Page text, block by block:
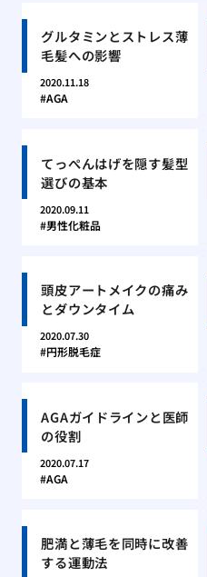
グルタミンとストレス薄
毛髪への影響
2020.11.18
AGA
てっぺんはげを隠す髪型
選びの基本
2020.09.11
男性化粧品
頭皮アートメイクの痛み
とダウンタイム
2020.07.30
円形脱毛症
AGAガイドラインと医師
の役割
2020.07.17
AGA
肥満と薄毛を同時に改善
する運動法